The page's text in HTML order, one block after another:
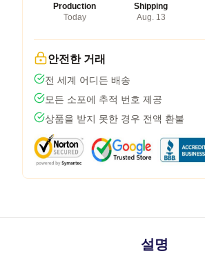
Production
Today
Shipping
Aug. 13
안전한 거래
전 세계 어디든 배송
모든 소포에 추적 번호 제공
상품을 받지 못한 경우 전액 환불
설명